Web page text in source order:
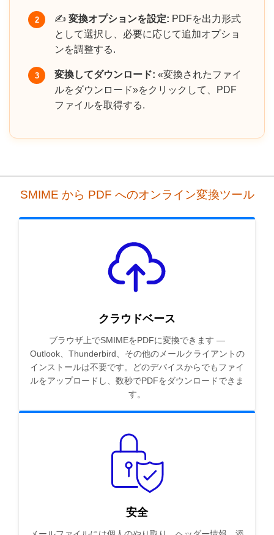
2 ✍️ 変換オプションを設定: PDFを出力形式
として選択し、必要に応じて追加オプショ
ンを調整する.
3 変換してダウンロード: «変換されたファイ
ルをダウンロード»をクリックして、PDF
ファイルを取得する.
SMIME から PDF へのオンライン変換ツール
クラウドベース
ブラウザ上でSMIMEをPDFに変換できます —
Outlook、Thunderbird、その他のメールクライアントの
インストールは不要です。どのデバイスからでもファイ
ルをアップロードし、数秒でPDFをダウンロードできま
す。
安全